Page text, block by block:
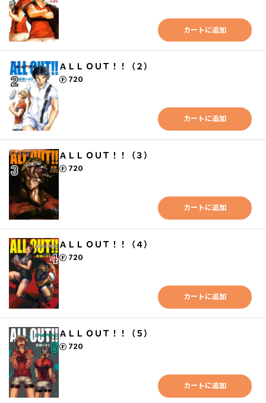
カートに追加
ＡＬＬ ＯＵＴ！！（２）
720
ポイント
カートに追加
ＡＬＬ ＯＵＴ！！（３）
720
ポイント
カートに追加
ＡＬＬ ＯＵＴ！！（４）
720
ポイント
カートに追加
ＡＬＬ ＯＵＴ！！（５）
720
ポイント
カートに追加